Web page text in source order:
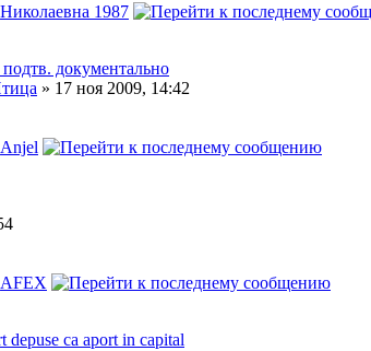
Николаевна 1987
документально
» 17 ноя 2009, 14:42
Anjel
AFEX
depuse ca aport in capital